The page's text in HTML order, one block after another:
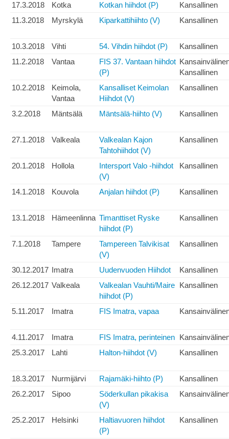
17.3.2018 Kotka Kotkan hiihdot (P)
Kansallinen
11.3.2018
Myrskylä Kiparkattihiihto (V) Kansallinen
10.3.2018 Vihti 54. Vihdin hiihdot (P)
Kansallinen
11.2.2018
Vantaa
FIS 37. Vantaan hiihdot
(P)
Kansallinen
10.2.2018
Keimola,
Vantaa
Kansalliset Keimolan
Hiihdot (V)
Kansallinen
3.2.2018 Mäntsälä Mäntsälä-hiihto (V) Kansallinen
27.1.2018 Valkeala
Valkealan Kajon
Tahtohiihdot (V)
Kansallinen
20.1.2018 Hollola
Intersport Valo -hiihdot
(V)
Kansallinen
14.1.2018 Kouvola Anjalan hiihdot (P) Kansallinen
13.1.2018 Hämeenlinna Timanttiset Ryske
hiihdot (P)
Kansallinen
7.1.2018 Tampere
Tampereen Talvikisat
(V)
Kansallinen
30.12.2017 Imatra Uudenvuoden Hiihdot
Kansallinen
26.12.2017 Valkeala
Valkealan Vauhti/Maire
hiihdot (P)
Kansallinen
5.11.2017 Imatra FIS Imatra, vapaa
4.11.2017 Imatra FIS Imatra, perinteinen
25.3.2017
Lahti Halton-hiihdot (V) Kansallinen
18.3.2017 Nurmijärvi Rajamäki-hiihto (P)
Kansallinen
26.2.2017
Sipoo
Söderkullan pikakisa
(V)
25.2.2017 Helsinki
Haltiavuoren hiihdot
(P)
Kansallinen